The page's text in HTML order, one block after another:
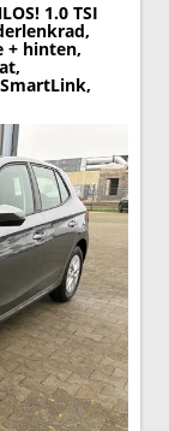
1.0 TSI
+ hinten,